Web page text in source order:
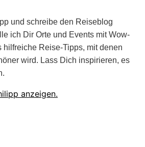
und schreibe den Reiseblog
ich Dir Orte und Events mit Wow-
hilfreiche Reise-Tipps, mit denen
wird. Lass Dich inspirieren, es
anzeigen.